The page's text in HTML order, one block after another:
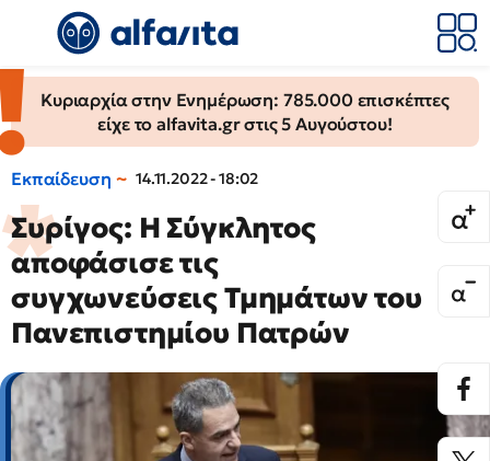
Κυριαρχία στην Ενημέρωση: 785.000 επισκέπτες
είχε το alfavita.gr στις 5 Αυγούστου!
Εκπαίδευση 14.11.2022 - 18:02
Συρίγος: H Σύγκλητος
αποφάσισε τις
συγχωνεύσεις Τμημάτων του
Πανεπιστημίου Πατρών